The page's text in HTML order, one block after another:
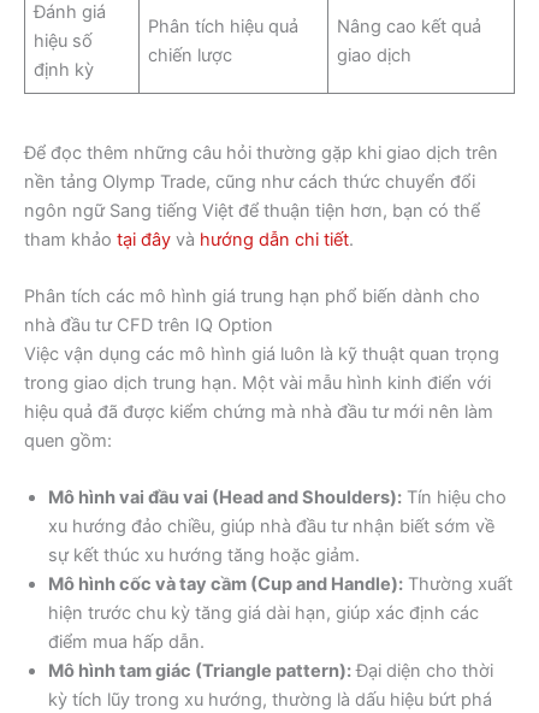
Đánh giá
hiệu số
định kỳ
Phân tích hiệu quả
chiến lược
Nâng cao kết quả
giao dịch
Để đọc thêm những câu hỏi thường gặp khi giao dịch trên
nền tảng Olymp Trade, cũng như cách thức chuyển đổi
ngôn ngữ Sang tiếng Việt để thuận tiện hơn, bạn có thể
tham khảo tại đây và hướng dẫn chi tiết.
Phân tích các mô hình giá trung hạn phổ biến dành cho
nhà đầu tư CFD trên IQ Option
Việc vận dụng các mô hình giá luôn là kỹ thuật quan trọng
trong giao dịch trung hạn. Một vài mẫu hình kinh điển với
hiệu quả đã được kiểm chứng mà nhà đầu tư mới nên làm
quen gồm:
Mô hình vai đầu vai (Head and Shoulders): Tín hiệu cho
xu hướng đảo chiều, giúp nhà đầu tư nhận biết sớm về
sự kết thúc xu hướng tăng hoặc giảm.
Mô hình cốc và tay cầm (Cup and Handle): Thường xuất
hiện trước chu kỳ tăng giá dài hạn, giúp xác định các
điểm mua hấp dẫn.
Mô hình tam giác (Triangle pattern):Đại diện cho thời
kỳ tích lũy trong xu hướng, thường là dấu hiệu bứt phá